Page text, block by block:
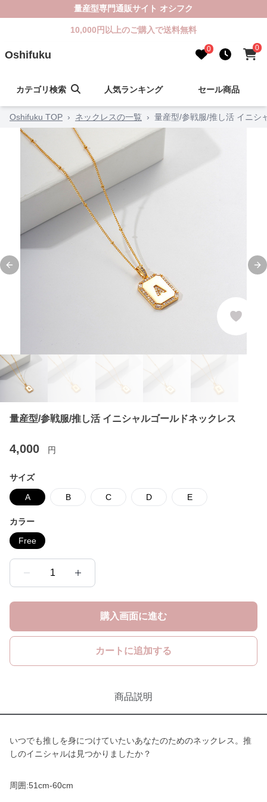
量産型専門通販サイト オシフク
10,000円以上のご購入で送料無料
Oshifuku 0 0
カテゴリ検索 人気ランキング セール商品
Oshifuku TOP › ネックレスの一覧 › 量産型/参戦服/推し活 イニシ
Previous slide
量産型/参戦服/推し活 イニシャルゴールドネックレス
4,000 円
サイズ
A B C D E
カラー
Free
1
購入画面に進む
カートに追加する
商品説明
いつでも推しを身につけていたいあなたのためのネックレス。推
しのイニシャルは見つかりましたか？
周囲:51cm-60cm